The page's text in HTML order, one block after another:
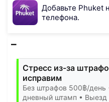
Добавьте Phuket
телефона.
Стресс из-за
исправим
Без штрафов 500฿/
дневный штамп • Выезд